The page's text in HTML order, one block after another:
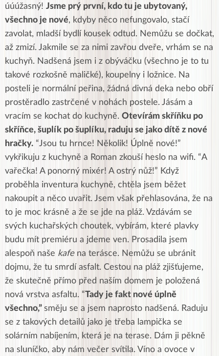
úúúžasný! Jsme prý první, kdo tu je ubytovaný,
všechno je nové, kdyby něco nefungovalo, stačí
zavolat, mladší bydlí kousek odtud. Nemůžu se dočkat,
až zmizí. Jakmile se za nimi zavřou dveře, vrhám se na
kuchyň. Nadšená jsem i z obýváčku (všechno je to tu
takové rozkošně maličké), koupelny i ložnice. Na
posteli je normální peřina, žádná divná deka nebo obří
prostěradlo zastrčené v nohách postele. Jásám a
vracím se kochat do kuchyně. Otevírám skříňku po
skříňce, šuplík po šuplíku, raduju se jako dítě z nové
hračky. “Jsou tu hrnce! Několik! Úplně nové!”
vykřikuju z kuchyně a Roman zkouší heslo na wifi. “A
vařečka! A ponorný mixér! A ostrý nůž!” Když
proběhla inventura kuchyně, chtěla jsem běžet
nakoupit a něco uvařit. Jsem však přehlasována, že na
to je moc krásně a že se jde na pláž. Vzdávám se
svých kuchařských choutek, vybírám, které plavky
budu mít premiéru a jdeme ven. Prosadila jsem
alespoň naše kafe na terásce. Nemůžu se ubránit
dojmu, že tu smrdí asfalt. Cestou na pláž zjišťujeme,
že skutečně přímo před naším domem je položená
nová vrstva asfaltu. “Tady je fakt nové úplně
všechno,” směju se a jsem naprosto nadšená. Raduju
se z takových detailů jako je třeba lampička se
solárním nabíjením, která je na terase. Dám ji pěkně
na sluníčko, aby nám večer svítila. Víno a ovoce v